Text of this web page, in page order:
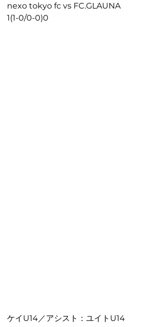
nexo tokyo fc vs FC.GLAUNA
1(1-0/0-0)0
ケイU14／アシスト：ユイトU14